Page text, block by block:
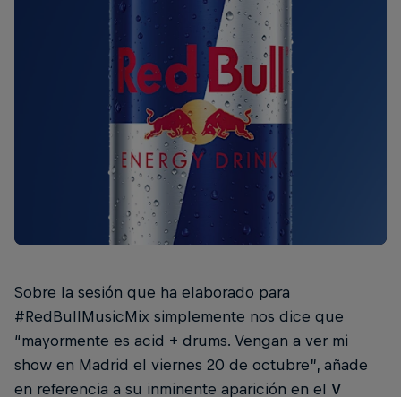
Sobre la sesión que ha elaborado para
#RedBullMusicMix simplemente nos dice que
“mayormente es acid + drums. Vengan a ver mi
show en Madrid el viernes 20 de octubre”, añade
en referencia a su inminente aparición en el V